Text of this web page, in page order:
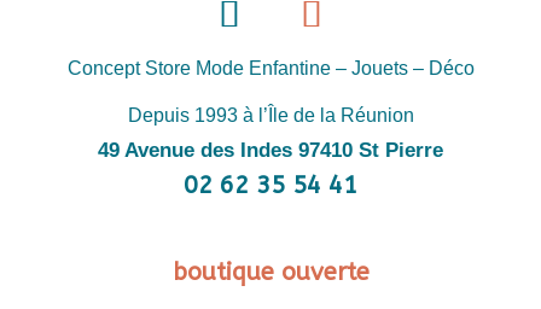
Concept Store Mode Enfantine – Jouets – Déco
Depuis 1993 à l’Île de la Réunion
49 Avenue des Indes 97410 St Pierre
02 62 35 54 41
boutique ouverte